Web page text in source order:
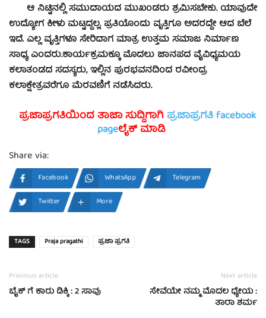
ಆ ನಿಟ್ಟಿನಲ್ಲಿ ಸಮುದಾಯದ ಮುಖಂಡರು ಶ್ರಮಿಸಬೇಕು. ಯಾವುದೇ
ಉದ್ಯೋಗ ಕೀಳು ಮಟ್ಟದ್ದಲ್ಲ. ಪ್ರತಿಯೊಂದು ವೃತ್ತಿಗೂ ಅದರದ್ದೇ ಆದ ಬೆಲೆ
ಇದೆ. ಎಲ್ಲ ವೃತ್ತಿಗಳೂ ಸೇರಿದಾಗ ಮಾತ್ರ ಉತ್ತಮ ಸಮಾಜ ನಿರ್ಮಾಣ
ಸಾಧ್ಯ ಎಂದರು.ಕಾರ್ಯಕ್ರಮಕ್ಕೂ ಮೊದಲು ಜಾನಪದ ವೈವಿಧ್ಯಮಯ
ಕಲಾತಂಡದ ಸದಸ್ಯರು, ಇಲ್ಲಿನ ಪುರಭವನದಿಂದ ರವೀಂದ್ರ
ಕಲಾಕ್ಷೇತ್ರವರೆಗೂ ಮೆರವಣಿಗೆ ನಡೆಸಿದರು.
ಪ್ರಜಾಪ್ರಗತಿಯಿಂದ ತಾಜಾ ಸುದ್ದಿಗಾಗಿ ಪ್ರಜಾಪ್ರಗತಿ facebook
pageಲೈಕ್ ಮಾಡಿ
Share via:
Facebook WhatsApp
Telegram
Twitter
More
TAGS Praja pragathi ಪ್ರಜಾ ಪ್ರಗತಿ
Previous article
ಬೈಕ್ ಗೆ ಕಾರು ಡಿಕ್ಕಿ : 2 ಸಾವು
Next article
ಸೇವೆಯೇ ನಮ್ಮ ಮೊದಲ ಧ್ಯೇಯ :
ತಾರಾ ಶರ್ಮ